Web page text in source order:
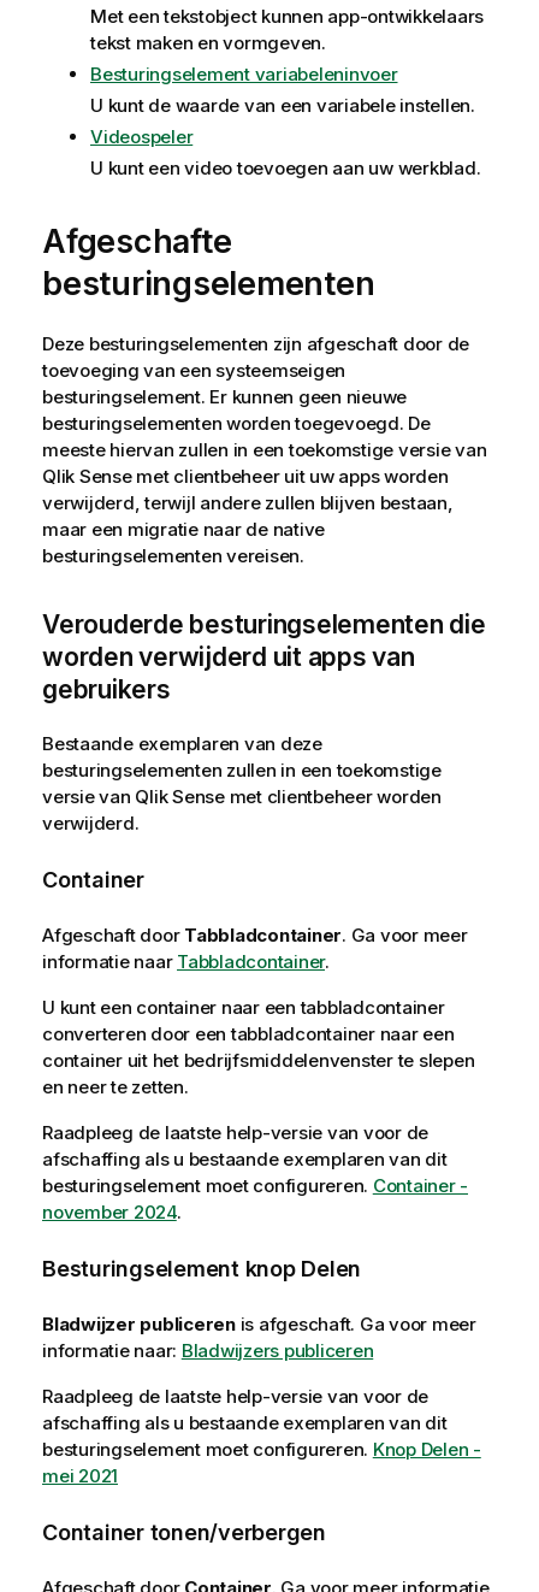
Met een tekstobject kunnen app-ontwikkelaars
tekst maken en vormgeven.
Besturingselement variabeleninvoer
U kunt de waarde van een variabele instellen.
Videospeler
U kunt een video toevoegen aan uw werkblad.
Afgeschafte
besturingselementen
Deze besturingselementen zijn afgeschaft door de
toevoeging van een systeemseigen
besturingselement. Er kunnen geen nieuwe
besturingselementen worden toegevoegd. De
meeste hiervan zullen in een toekomstige versie van
Qlik Sense met clientbeheeruit uw apps worden
verwijderd, terwijl andere zullen blijven bestaan,
maar een migratie naar de native
besturingselementen vereisen.
Verouderde besturingselementen die
worden verwijderd uit apps van
gebruikers
Bestaande exemplaren van deze
besturingselementen zullen in een toekomstige
versie van Qlik Sense met clientbeheerworden
verwijderd.
Container
Afgeschaft door Tabbladcontainer. Ga voor meer
informatie naar Tabbladcontainer.
U kunt een container naar een tabbladcontainer
converteren door een tabbladcontainer naar een
container uit het bedrijfsmiddelenvenster te slepen
en neer te zetten.
Raadpleeg de laatste help-versie van voor de
afschaffing als u bestaande exemplaren van dit
besturingselement moet configureren. Container -
november 2024.
Besturingselement knop Delen
Bladwijzer publicerenis afgeschaft. Ga voor meer
informatie naar: Bladwijzers publiceren
Raadpleeg de laatste help-versie van voor de
afschaffing als u bestaande exemplaren van dit
besturingselement moet configureren. Knop Delen -
mei 2021
Container tonen/verbergen